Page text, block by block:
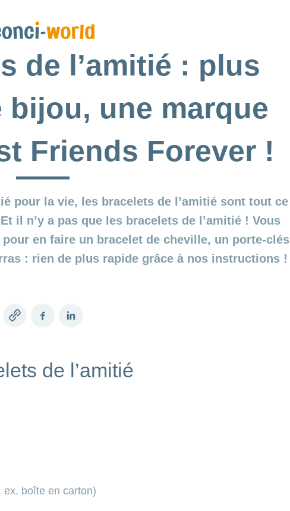
de l’amitié : plus
bijou, une marque
Friends Forever !
pour la vie, les bracelets de l’amitié sont tout ce
il n’y a pas que les bracelets de l’amitié ! Vous
en faire un bracelet de cheville, un porte-clés
: rien de plus rapide grâce à nos instructions !
Copy
FacebookLinkedIn
de l’amitié
ex. boîte en carton)